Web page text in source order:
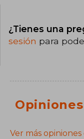
¿Tienes una
sesión para
Ver más